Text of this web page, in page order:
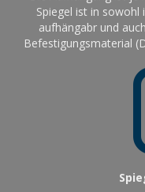
Spiegel ist in
aufhängabr und
Befestigungsmaterial